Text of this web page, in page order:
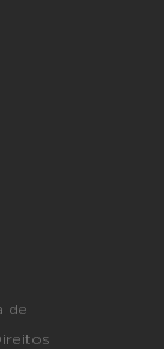
de